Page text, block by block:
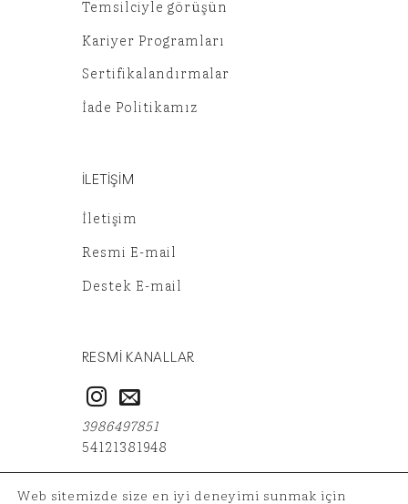
Temsilciyle görüşün
Kariyer Programları
Sertifikalandırmalar
İade Politikamız
İLETİŞİM
İletişim
Resmi E-mail
Destek E-mail
RESMİ KANALLAR
3986497851
54121381948
Web sitemizde size en iyi deneyimi sunmak için